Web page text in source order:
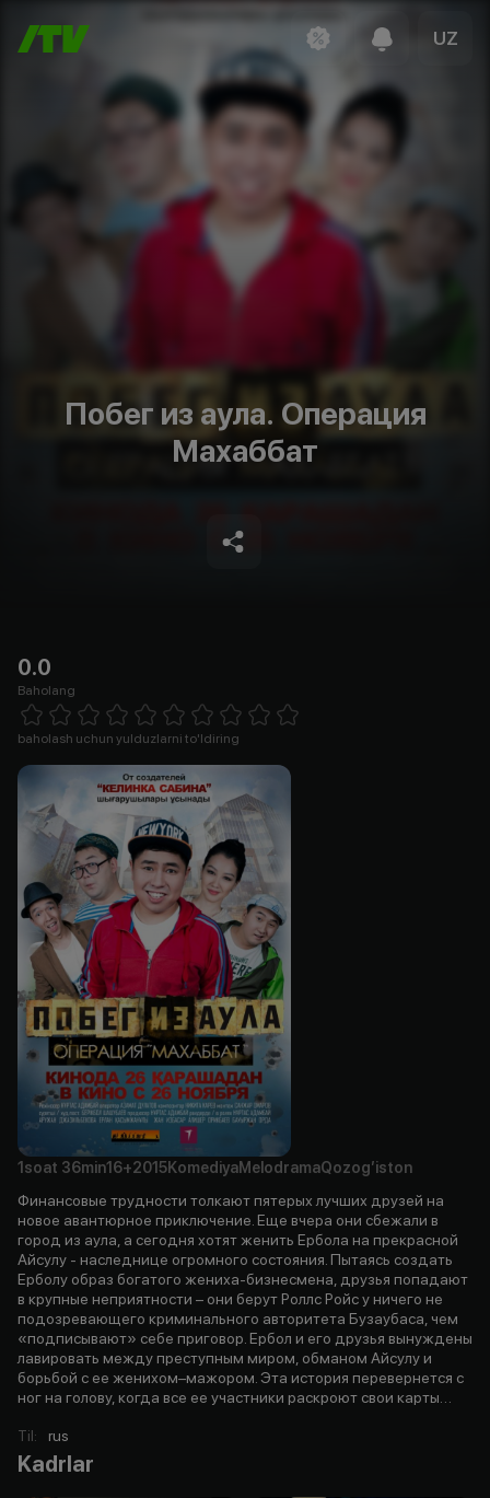
UZ
Побег из аула. Операция
Махаббат
0.0
Baholang
1 Star 2 Stars 3 Stars 4 Stars5 Stars 6 Stars7 Stars8 Stars
baholash uchun yulduzlarni to'ldiring
1soat 36min16+2015KomediyaMelodramaQozog’iston
Финансовые трудности толкают пятерых лучших друзей на
новое авантюрное приключение. Еще вчера они сбежали в
город из аула, а сегодня хотят женить Ербола на прекрасной
Айсулу - наследнице огромного состояния. Пытаясь создать
Ерболу образ богатого жениха-бизнесмена, друзья попадают
в крупные неприятности – они берут Роллс Ройс у ничего не
подозревающего криминального авторитета Бузаубаса, чем
«подписывают» себе приговор. Ербол и его друзья вынуждены
лавировать между преступным миром, обманом Айсулу и
борьбой с ее женихом–мажором. Эта история перевернется с
ног на голову, когда все ее участники раскроют свои карты…
Til: rus
Kadrlar